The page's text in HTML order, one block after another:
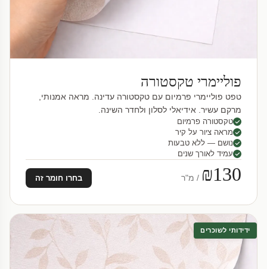
פוליימרי טקסטורה
טפט פוליימרי פרמיום עם טקסטורה עדינה. מראה אמנותי,
מרקם עשיר. אידיאלי לסלון ולחדר השינה.
טקסטורה פרמיום
מראה ציור על קיר
נושם — ללא טבעות
עמיד לאורך שנים
₪130 / מ"ר בחרו חומר זה
ידידותי לשוכרים